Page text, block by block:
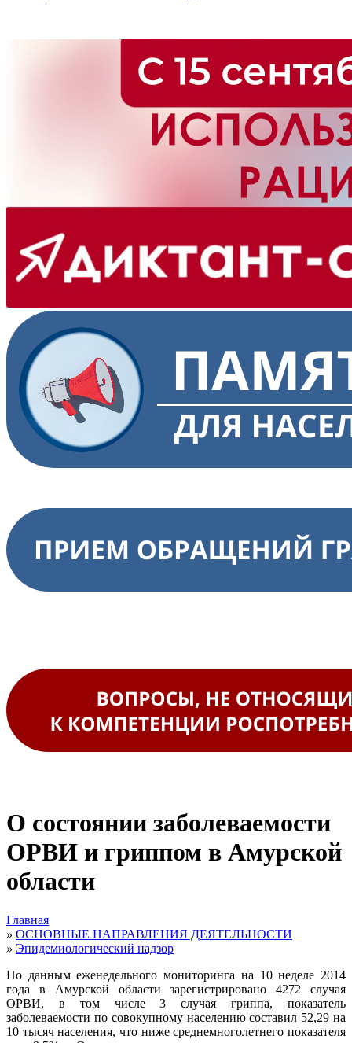
О состоянии заболеваемости
ОРВИ и гриппом в Амурской
области
Главная
» ОСНОВНЫЕ НАПРАВЛЕНИЯ ДЕЯТЕЛЬНОСТИ
» Эпидемиологический надзор
По данным еженедельного мониторинга на 10 неделе 2014
года в Амурской области зарегистрировано 4272 случая
ОРВИ, в том числе 3 случая гриппа, показатель
заболеваемости по совокупному населению составил 52,29 на
10 тысяч населения, что ниже среднемноголетнего показателя